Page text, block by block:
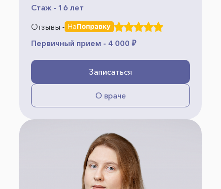
Стаж - 16 лет
Отзывы -
Первичный прием - 4 000 ₽
Записаться
О враче